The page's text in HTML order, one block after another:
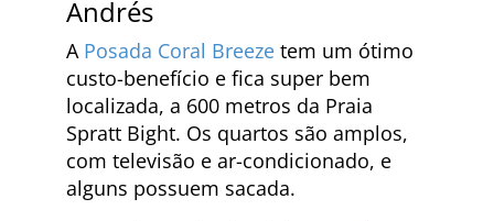
Andrés
A Posada Coral Breeze tem um ótimo
custo-benefício e fica super bem
localizada, a 600 metros da Praia
Spratt Bight. Os quartos são amplos,
com televisão e ar-condicionado, e
alguns possuem sacada.